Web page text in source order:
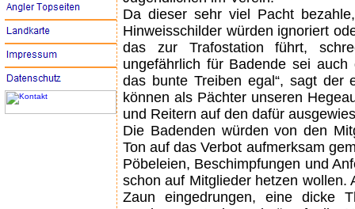
Da dieser sehr viel Pacht
Hinweisschilder würden ignoriert
das zur Trafostation führt,
ungefährlich für Badende sei
das bunte Treiben egal“, sagt der
können als Pächter unseren
und Reitern auf den dafür
Die Badenden würden von den
Ton auf das Verbot aufmerksam
Pöbeleien, Beschimpfungen und
schon auf Mitglieder hetzen wollen.
Zaun eingedrungen, eine dicke